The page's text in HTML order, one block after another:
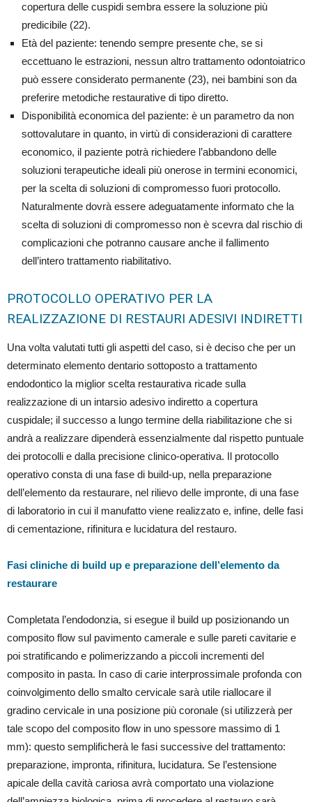
copertura delle cuspidi sembra essere la soluzione più
predicibile (22).
Età del paziente: tenendo sempre presente che, se si
eccettuano le estrazioni, nessun altro trattamento odontoiatrico
può essere considerato permanente (23), nei bambini son da
preferire metodiche restaurative di tipo diretto.
Disponibilità economica del paziente: è un parametro da non
sottovalutare in quanto, in virtù di considerazioni di carattere
economico, il paziente potrà richiedere l’abbandono delle
soluzioni terapeutiche ideali più onerose in termini economici,
per la scelta di soluzioni di compromesso fuori protocollo.
Naturalmente dovrà essere adeguatamente informato che la
scelta di soluzioni di compromesso non è scevra dal rischio di
complicazioni che potranno causare anche il fallimento
dell’intero trattamento riabilitativo.
PROTOCOLLO OPERATIVO PER LA
REALIZZAZIONE DI RESTAURI ADESIVI INDIRETTI
Una volta valutati tutti gli aspetti del caso, si è deciso che per un
determinato elemento dentario sottoposto a trattamento
endodontico la miglior scelta restaurativa ricade sulla
realizzazione di un intarsio adesivo indiretto a copertura
cuspidale; il successo a lungo termine della riabilitazione che si
andrà a realizzare dipenderà essenzialmente dal rispetto puntuale
dei protocolli e dalla precisione clinico-operativa. Il protocollo
operativo consta di una fase di build-up, nella preparazione
dell’elemento da restaurare, nel rilievo delle impronte, di una fase
di laboratorio in cui il manufatto viene realizzato e, infine, delle fasi
di cementazione, rifinitura e lucidatura del restauro.
Fasi cliniche di build up e preparazione dell’elemento da
restaurare
Completata l’endodonzia, si esegue il build up posizionando un
composito flow sul pavimento camerale e sulle pareti cavitarie e
poi stratificando e polimerizzando a piccoli incrementi del
composito in pasta. In caso di carie interprossimale profonda con
coinvolgimento dello smalto cervicale sarà utile riallocare il
gradino cervicale in una posizione più coronale (si utilizzerà per
tale scopo del composito flow in uno spessore massimo di 1
mm): questo semplificherà le fasi successive del trattamento:
preparazione, impronta, rifinitura, lucidatura. Se l’estensione
apicale della cavità cariosa avrà comportato una violazione